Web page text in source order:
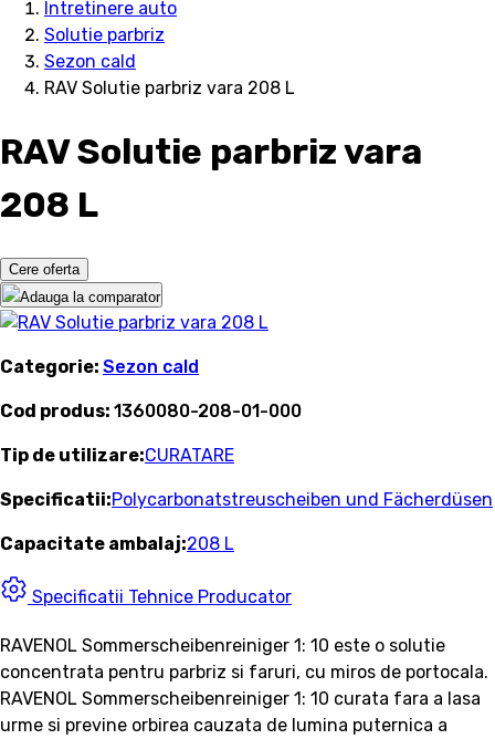
Intretinere auto
Solutie parbriz
Sezon cald
RAV Solutie parbriz vara 208 L
RAV Solutie parbriz vara
208 L
Cere oferta
Adauga la comparator
Categorie: Sezon cald
Cod produs: 1360080-208-01-000
Tip de utilizare:CURATARE
Specificatii:Polycarbonatstreuscheiben und Fächerdüsen
Capacitate ambalaj:208 L
Specificatii Tehnice Producator
RAVENOL Sommerscheibenreiniger 1: 10 este o solutie
concentrata pentru parbriz si faruri, cu miros de portocala.
RAVENOL Sommerscheibenreiniger 1: 10 curata fara a lasa
urme si previne orbirea cauzata de lumina puternica a